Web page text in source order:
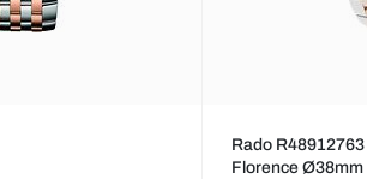
Rado R48912763
Florence Ø38mm